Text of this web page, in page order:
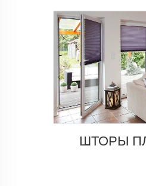
ШТОРЫ